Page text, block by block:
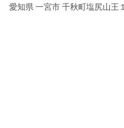
愛知県 一宮市 千秋町塩尻山王１